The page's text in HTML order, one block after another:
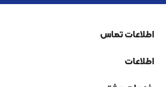
اطلاعات تماس
اطلاعات